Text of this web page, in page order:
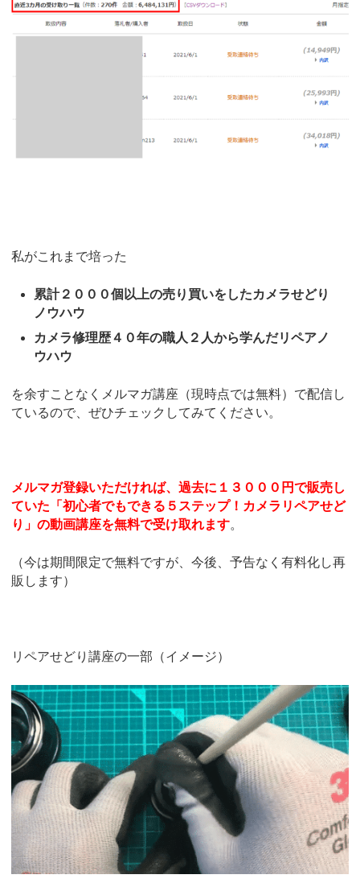
私がこれまで培った
累計２０００個以上の売り買いをしたカメラせどり
ノウハウ
カメラ修理歴４０年の職人２人から学んだリペアノ
ウハウ
を余すことなくメルマガ講座（現時点では無料）で配信し
ているので、ぜひチェックしてみてください。
メルマガ登録いただければ、過去に１３０００円で販売し
ていた「初心者でもできる５ステップ！カメラリペアせど
り」の動画講座を無料で受け取れます。
（今は期間限定で無料ですが、今後、予告なく有料化し再
販します）
リペアせどり講座の一部（イメージ）